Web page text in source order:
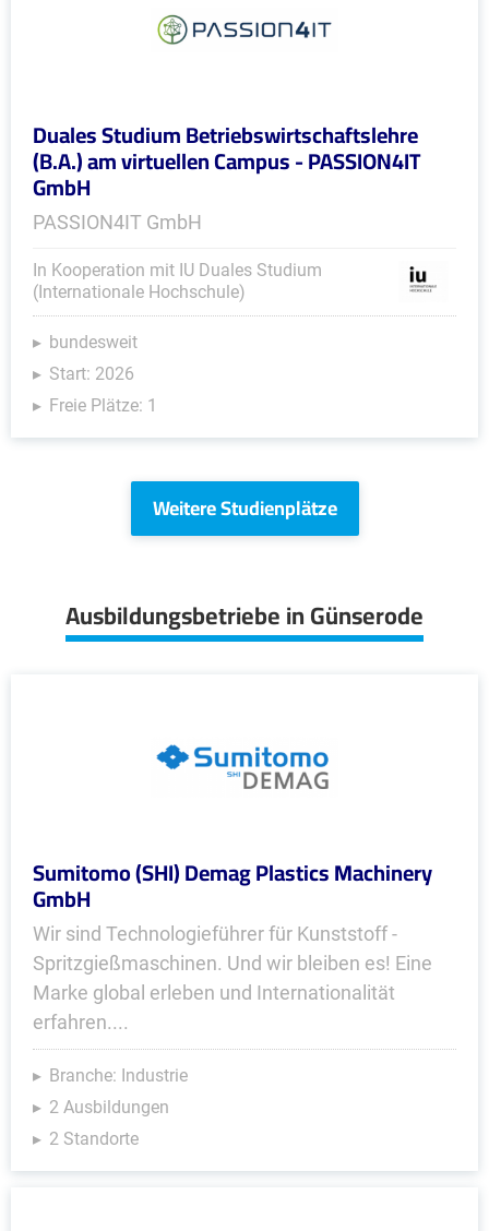
Duales Studium Betriebswirtschaftslehre
(B.A.) am virtuellen Campus - PASSION4IT
GmbH
PASSION4IT GmbH
In Kooperation mit IU Duales Studium
(Internationale Hochschule)
bundesweit
Start: 2026
Freie Plätze: 1
Weitere Studienplätze
Ausbildungsbetriebe in Günserode
Sumitomo (SHI) Demag Plastics Machinery
GmbH
Wir sind Technologieführer für Kunststoff -
Spritzgießmaschinen. Und wir bleiben es! Eine
Marke global erleben und Internationalität
erfahren....
Branche: Industrie
2 Ausbildungen
2 Standorte